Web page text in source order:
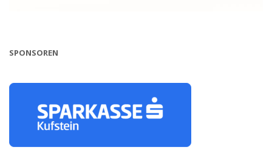
SPONSOREN